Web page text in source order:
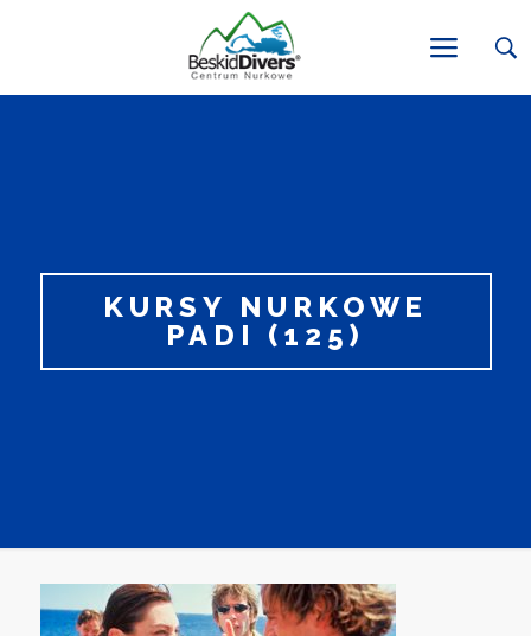
KURSY NURKOWE
PADI (125)